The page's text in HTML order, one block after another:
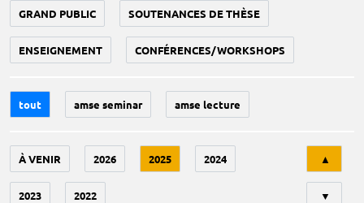
GRAND PUBLIC SOUTENANCES DE THÈSE
ENSEIGNEMENT CONFÉRENCES/WORKSHOPS
tout amse seminar amse lecture
À VENIR 2026 2025 2024
2023 2022
▲
▼